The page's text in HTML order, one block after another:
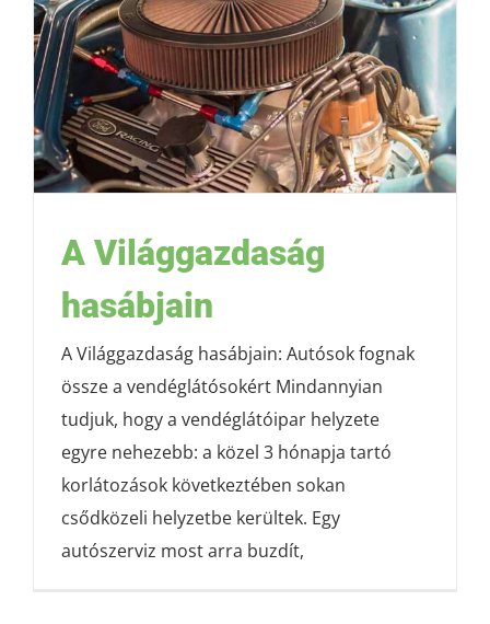
A Világgazdaság
hasábjain
A Világgazdaság hasábjain: Autósok fognak
össze a vendéglátósokért Mindannyian
tudjuk, hogy a vendéglátóipar helyzete
egyre nehezebb: a közel 3 hónapja tartó
korlátozások következtében sokan
csődközeli helyzetbe kerültek. Egy
autószerviz most arra buzdít,